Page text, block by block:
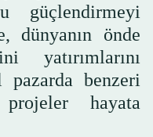
güçlendirmeyi
dünyanın önde
yatırımlarını
pazarda benzeri
hayata